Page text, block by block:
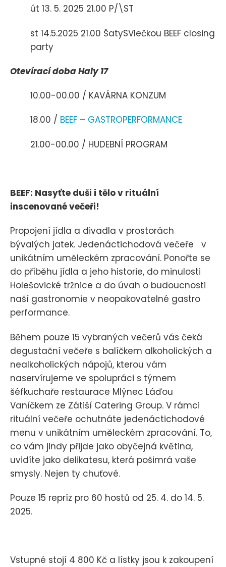
út 13. 5. 2025 21.00 P/\ST
st 14.5.2025 21.00 ŠatySVlečkou BEEF closing
party
Otevírací doba Haly 17
10.00-00.00 / KAVÁRNA KONZUM
18.00 / BEEF – GASTROPERFORMANCE
21.00-00.00 / HUDEBNÍ PROGRAM
BEEF: Nasyťte duši i tělo v rituální
inscenované večeři!
Propojení jídla a divadla v prostorách
bývalých jatek. Jedenáctichodová večeře v
unikátním uměleckém zpracování. Ponořte se
do příběhu jídla a jeho historie, do minulosti
Holešovické tržnice a do úvah o budoucnosti
naší gastronomie v neopakovatelné gastro
performance.
Během pouze 15 vybraných večerů vás čeká
degustační večeře s balíčkem alkoholických a
nealkoholických nápojů, kterou vám
naservírujeme ve spolupráci s týmem
šéfkuchaře restaurace Mlýnec Láďou
Vaníčkem ze Zátiší Catering Group. V rámci
rituální večeře ochutnáte jedenáctichodové
menu v unikátním uměleckém zpracování. To,
co vám jindy přijde jako obyčejná květina,
uvidíte jako delikatesu, která pošimrá vaše
smysly. Nejen ty chuťové.
Pouze 15 repríz pro 60 hostů od 25. 4. do 14. 5.
2025.
Vstupné stojí 4 800 Kč a lístky jsou k zakoupení